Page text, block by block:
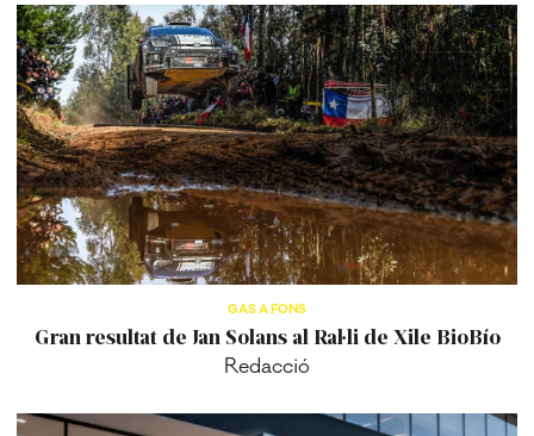
GAS A FONS
Gran resultat de Jan Solans al Ral·li de Xile BioBío
Redacció